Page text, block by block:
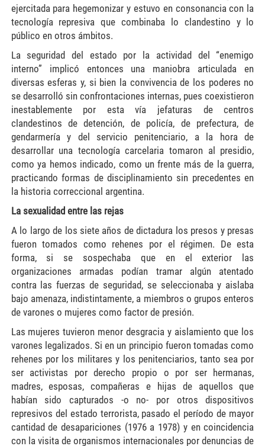
ejercitada para hegemonizar y estuvo en consonancia con la
tecnología represiva que combinaba lo clandestino y lo
público en otros ámbitos.
La seguridad del estado por la actividad del “enemigo
interno” implicó entonces una maniobra articulada en
diversas esferas y, si bien la convivencia de los poderes no
se desarrolló sin confrontaciones internas, pues coexistieron
inestablemente por esta vía jefaturas de centros
clandestinos de detención, de policía, de prefectura, de
gendarmería y del servicio penitenciario, a la hora de
desarrollar una tecnología carcelaria tomaron al presidio,
como ya hemos indicado, como un frente más de la guerra,
practicando formas de disciplinamiento sin precedentes en
la historia correccional argentina.
La sexualidad entre las rejas
A lo largo de los siete años de dictadura los presos y presas
fueron tomados como rehenes por el régimen. De esta
forma, si se sospechaba que en el exterior las
organizaciones armadas podían tramar algún atentado
contra las fuerzas de seguridad, se seleccionaba y aislaba
bajo amenaza, indistintamente, a miembros o grupos enteros
de varones o mujeres como factor de presión.
Las mujeres tuvieron menor desgracia y aislamiento que los
varones legalizados. Si en un principio fueron tomadas como
rehenes por los militares y los penitenciarios, tanto sea por
ser activistas por derecho propio o por ser hermanas,
madres, esposas, compañeras e hijas de aquellos que
habían sido capturados -o no- por otros dispositivos
represivos del estado terrorista, pasado el período de mayor
cantidad de desapariciones (1976 a 1978) y en coincidencia
con la visita de organismos internacionales por denuncias de